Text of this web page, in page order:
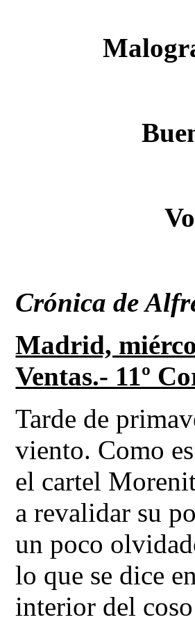
Crónica de
Madrid,
Ventas.- 11º
Tarde de
viento. Como
el cartel
a revalidar su
un poco
lo que se dice
interior del